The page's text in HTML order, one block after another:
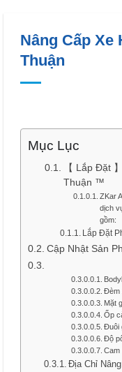
Nâng Cấp Xe
Thuận
Mục Lục
【 Lắp Đặt
Thuận ™
ZKar
dịch
gồm:
Lắp Đặt
Cập Nhật Sản
Đèm
Mặt
Ốp
Đuôi
Độ
Cam
Địa Chỉ